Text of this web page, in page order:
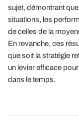
sujet, démontrant
situations, les
de celles de la
En revanche, ces
que soit la stratégie
un levier efficace
dans le temps.